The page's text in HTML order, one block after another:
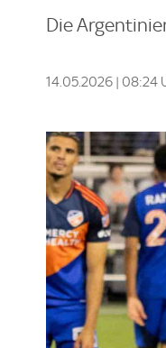
Die
14.05.2026 | 08:24